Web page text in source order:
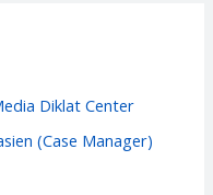
Diklat Center
(Case Manager)